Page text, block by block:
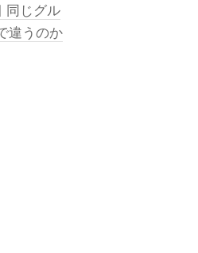
同じグル
違うのか